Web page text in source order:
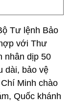
Tư lệnh Bảo
với Thư
nhân dịp 50
dài, bảo vệ
Minh chào
Quốc khánh